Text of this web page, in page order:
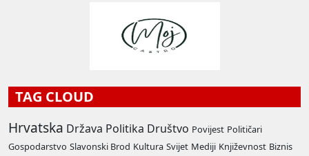
TAG CLOUD
Hrvatska Država Politika Društvo Povijest Političari
Gospodarstvo Slavonski Brod Kultura Svijet Mediji Književnost Biznis